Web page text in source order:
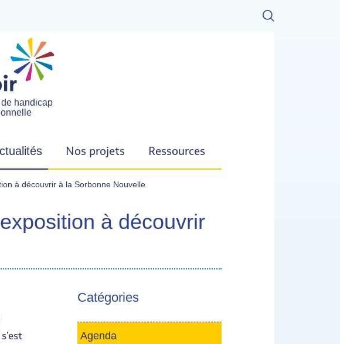
handicap
Nos projets Ressources
à découvrir à la Sorbonne Nouvelle
à découvrir
Catégories
Agenda